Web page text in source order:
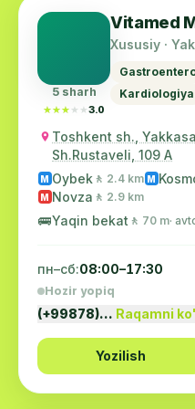
5 sharh
★★★★★
★★★★★3.0
Vitamed
Xususiy ·
Kardiologiya
Toshkent sh.,
Sh.Rustaveli, 109 A
M Oybek 🚶 2.4 km M
M Novza 🚶 2.9 km
🚌Yaqin bekat 🚶 70 m·
пн–сб:08:00–17:30
Hozir yopiq
(+99878)… Raqamni
Yozilish